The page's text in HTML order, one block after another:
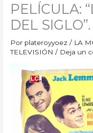
PELÍCULA:
DEL SIGLO”.
Por plateroyyoez/ LA
TELEVISIÓN / Deja un